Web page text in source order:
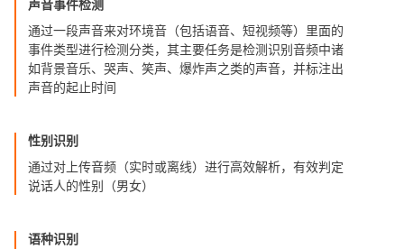
声音事件检测
通过一段声音来对环境音（包括语音、短视频等）里面的
事件类型进行检测分类，其主要任务是检测识别音频中诸
如背景音乐、哭声、笑声、爆炸声之类的声音，并标注出
声音的起止时间
性别识别
通过对上传音频（实时或离线）进行高效解析，有效判定
说话人的性别（男女）
语种识别